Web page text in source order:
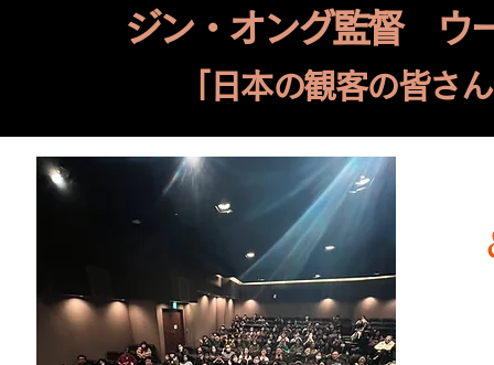
ジン・オング監督 ウ
「日本の観客の皆さ